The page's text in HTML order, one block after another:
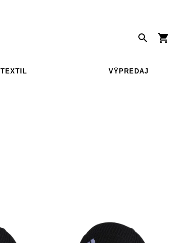
TEXTIL VÝPREDAJ